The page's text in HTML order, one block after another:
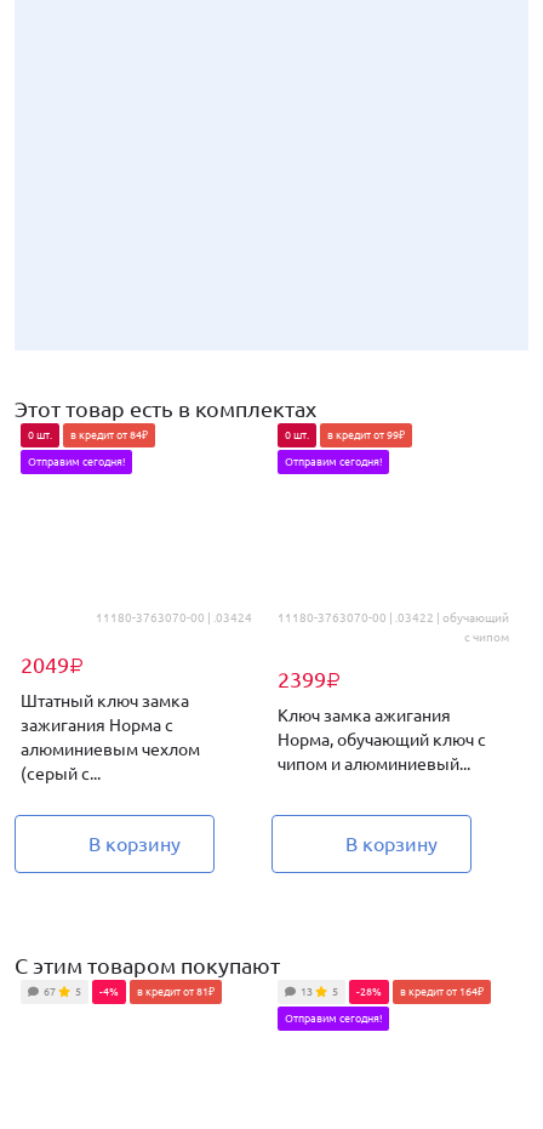
1729₽
Этот товар есть в комплектах
11180-3763070-00 | .03424
2049₽
0 шт. в кредит от 84₽
Отправим сегодня!
Штатный ключ замка
зажигания Норма с
алюминиевым чехлом
(серый с...
В корзину
11180-3763070-00 | .03422 | обучающий
с чипом
2399₽
0 шт. в кредит от 99₽
Отправим сегодня!
Ключ замка ажигания
Норма, обучающий ключ с
чипом и алюминиевый...
В корзину
С этим товаром покупают
67 5 -4% в кредит от 81₽ 13 5 -28% в кредит от 164₽
Отправим сегодня!